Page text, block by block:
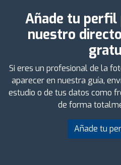
Añade tu
nuestro
Si eres un profesional de la
aparecer en nuestra guía,
estudio o de tus datos como
de forma
Añade tu